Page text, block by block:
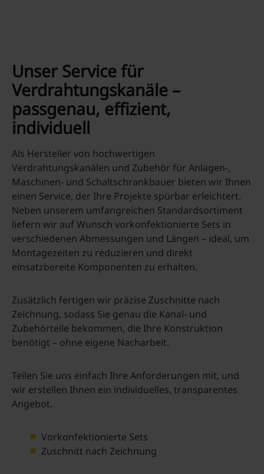
Unser Service für
Verdrahtungskanäle –
passgenau, effizient,
individuell
Als Hersteller von hochwertigen
Verdrahtungskanälen und Zubehör für Anlagen‑,
Maschinen‑ und Schaltschrankbauer bieten wir Ihnen
einen Service, der Ihre Projekte spürbar erleichtert.
Neben unserem umfangreichen Standardsortiment
liefern wir auf Wunsch vorkonfektionierte Sets in
verschiedenen Abmessungen und Längen – ideal, um
Montagezeiten zu reduzieren und direkt
einsatzbereite Komponenten zu erhalten.
Zusätzlich fertigen wir präzise Zuschnitte nach
Zeichnung, sodass Sie genau die Kanal- und
Zubehörteile bekommen, die Ihre Konstruktion
benötigt – ohne eigene Nacharbeit.
Teilen Sie uns einfach Ihre Anforderungen mit, und
wir erstellen Ihnen ein individuelles, transparentes
Angebot.
Vorkonfektionierte Sets
Zuschnitt nach Zeichnung